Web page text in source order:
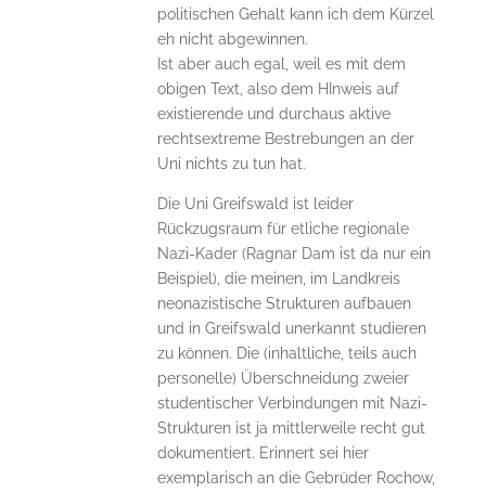
politischen Gehalt kann ich dem Kürzel
eh nicht abgewinnen.
Ist aber auch egal, weil es mit dem
obigen Text, also dem HInweis auf
existierende und durchaus aktive
rechtsextreme Bestrebungen an der
Uni nichts zu tun hat.
Die Uni Greifswald ist leider
Rückzugsraum für etliche regionale
Nazi-Kader (Ragnar Dam ist da nur ein
Beispiel), die meinen, im Landkreis
neonazistische Strukturen aufbauen
und in Greifswald unerkannt studieren
zu können. Die (inhaltliche, teils auch
personelle) Überschneidung zweier
studentischer Verbindungen mit Nazi-
Strukturen ist ja mittlerweile recht gut
dokumentiert. Erinnert sei hier
exemplarisch an die Gebrüder Rochow,